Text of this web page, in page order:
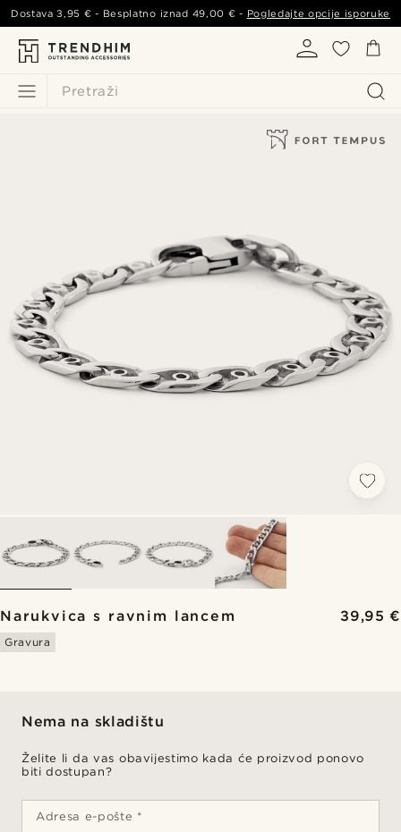
Pretraži
Dostava3,95 € - Besplatno iznad 49,00 € - Pogledajte opcije isporuke
Narukvica s ravnim lancem 39,95 €
Gravura
Nema na skladištu
Želite li da vas obavijestimo kada će proizvod ponovo
biti dostupan?
Adresa e-pošte *